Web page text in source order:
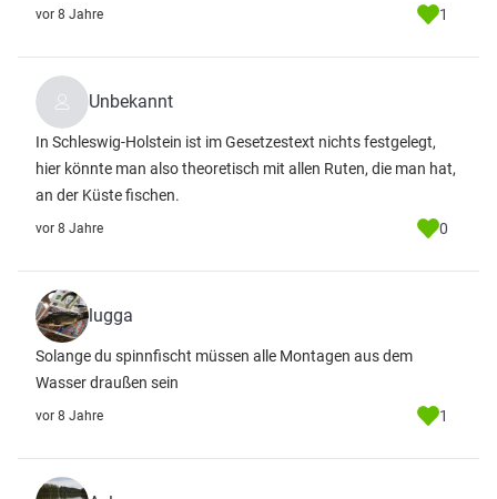
vor 8 Jahre 1
Unbekannt
In Schleswig-Holstein ist im Gesetzestext nichts festgelegt,
hier könnte man also theoretisch mit allen Ruten, die man hat,
an der Küste fischen.
vor 8 Jahre 0
lugga
Solange du spinnfischt müssen alle Montagen aus dem
Wasser draußen sein
vor 8 Jahre 1